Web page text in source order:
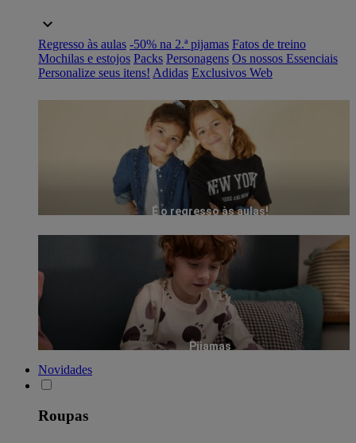
Regresso às aulas -50% na 2.ª pijamas Fatos de treino
Mochilas e estojos Packs Personagens Os nossos Essenciais
Personalize seus itens! Adidas Exclusivos Web
É o regresso às aulas!
Pijamas
Novidades
Roupas